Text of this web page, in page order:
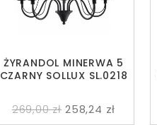
ŻYRANDOL MINERWA 5
CZARNY SOLLUX SL.0218
269,00 zł 258,24 zł